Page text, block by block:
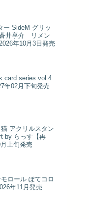
ー SideM グリッ
井享介 リメン
年10月3日発売
card series vol.4
年02月下旬発売
アクリルスタン
by らっす【再
上旬発売
ロール ぽてコロ
年11月発売